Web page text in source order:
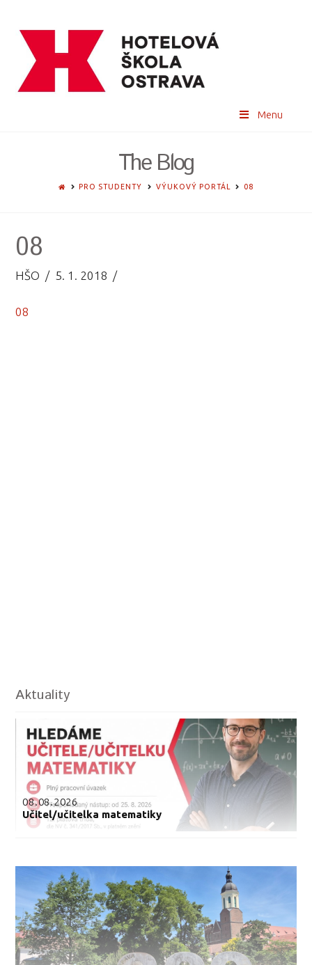
Menu
The Blog
HOMEPRO STUDENTY VÝUKOVÝ PORTÁL 08
08
HŠO 5. 1. 2018
08
Aktuality
08.08.2026
Učitel/učitelka matematiky